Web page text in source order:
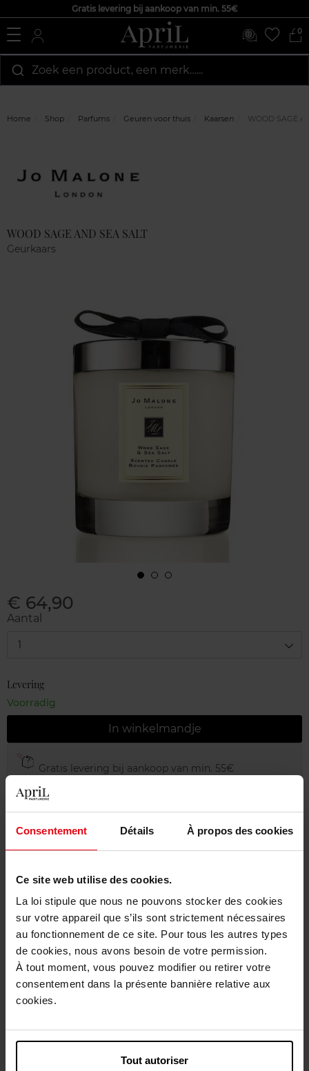
Consentement Détails À propos des cookies
Ce site web utilise des cookies.
La loi stipule que nous ne pouvons stocker des cookies
sur votre appareil que s’ils sont strictement nécessaires
au fonctionnement de ce site. Pour tous les autres types
de cookies, nous avons besoin de votre permission.
À tout moment, vous pouvez modifier ou retirer votre
consentement dans la présente bannière relative aux
cookies.
Tout autoriser
Gratis levering bij aankoop van min. 55€
0
Zoek een product, een merk…...
Home Shop Parfums Geuren voor thuis Kaarsen WOOD SAGE
WOOD SAGE AND SEA SALT
Geurkaars
€ 64,90
Aantal
1
Levering
Voorradig
In winkelmandje
Gratis levering bij aankoop van min. 55€
Gratis retour in je winkelpunt
Beschrijving
Karakteristieken
Review Beleid inzake klantbeoordelingen
Nog iets vergeten ?